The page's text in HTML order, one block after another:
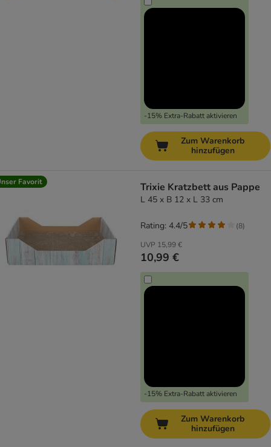
-15% Extra-Rabatt aktivieren
Zum Warenkorb
hinzufügen
Favorit Trixie Kratzbett aus Pappe
L 45 x B 12 x L 33 cm
UVP 15,99 €
10,99 €
-15% Extra-Rabatt aktivieren
Rating: 4.4/5 (8)
Zum Warenkorb
hinzufügen